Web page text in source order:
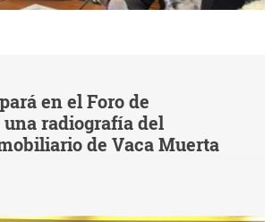
en el Foro de
radiografía del
de Vaca Muerta